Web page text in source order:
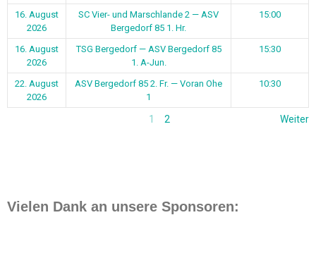
16. August
2026
SC Vier- und Marschlande 2 — ASV
Bergedorf 85 1. Hr.
15:00
16. August
2026
TSG Bergedorf — ASV Bergedorf 85
1. A-Jun.
15:30
22. August
2026
ASV Bergedorf 85 2. Fr. — Voran Ohe
1
10:30
1 2 Weiter
Vielen Dank an unsere Sponsoren: